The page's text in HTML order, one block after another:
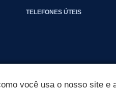
TELEFONES ÚTEIS
você usa o nosso site